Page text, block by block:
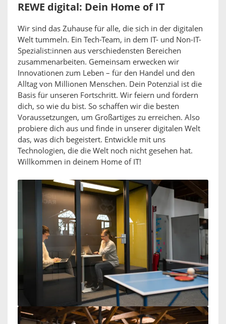
REWE digital: Dein Home of IT
Wir sind das Zuhause für alle, die sich in der digitalen
Welt tummeln. Ein Tech-Team, in dem IT- und Non-IT-
Spezialist:innen aus verschiedensten Bereichen
zusammenarbeiten. Gemeinsam erwecken wir
Innovationen zum Leben – für den Handel und den
Alltag von Millionen Menschen. Dein Potenzial ist die
Basis für unseren Fortschritt. Wir feiern und fördern
dich, so wie du bist. So schaffen wir die besten
Voraussetzungen, um Großartiges zu erreichen. Also
probiere dich aus und finde in unserer digitalen Welt
das, was dich begeistert. Entwickle mit uns
Technologien, die die Welt noch nicht gesehen hat.
Willkommen in deinem Home of IT!